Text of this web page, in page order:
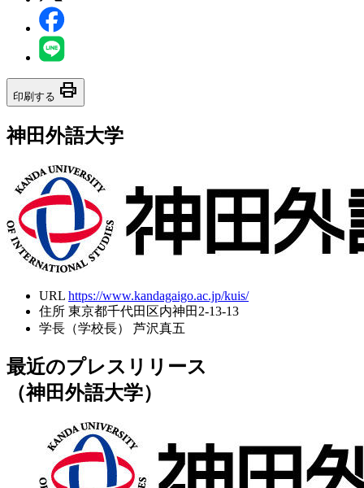
印刷する print
神田外語大学
URL https://www.kandagaigo.ac.jp/kuis/
住所 東京都千代田区内神田2-13-13
学長（学校長）
芦沢真五
最近のプレスリリース
（神田外語大学）